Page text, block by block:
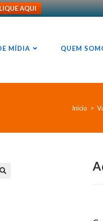
AQUI
MÍDIA QUEM
Início >